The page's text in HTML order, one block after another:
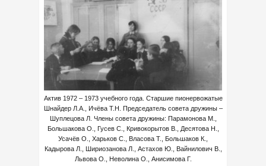
Актив 1972 – 1973 учебного года. Старшие пионервожатые
Шнайдер Л.А., Ичёва Т.Н. Председатель совета дружины –
Шуплецова Л. Члены совета дружины: Парамонова М.,
Большакова О., Гусев С., Кривокорытов В., Десятова Н.,
Усачёв О., Харьков С., Власова Т., Большаков К.,
Кадырова Л., Шириозанова Л., Астахов Ю., Вайнилович В.,
Львова О., Неволина О., Анисимова Г.